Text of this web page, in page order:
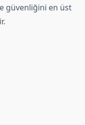
güvenliğini en üst